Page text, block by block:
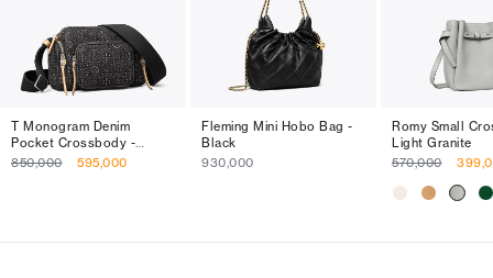
T Monogram Denim
Pocket Crossbody -
Black
850,000 595,000
Fleming Mini Hobo Bag -
Black
930,000
Romy Small
Light Granite
570,000